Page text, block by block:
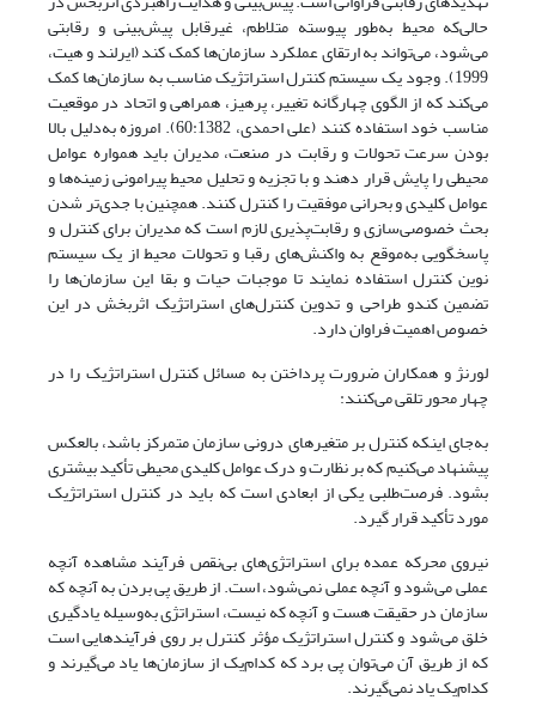
حالی‌که محیط به‌طور پیوسته متلاطم، غیرقابل پیش‌بینی و رقابتی
می‌شود، می‌تواند به ارتقای عملکرد سازمان‌ها کمک کند (ایرلند و هیت،
1999). وجود یک سیستم کنترل استراتژیک مناسب به سازمان‌ها کمک
می‌کند که از الگوی چهارگانه تغییر، پرهیز، همراهی و اتحاد در موقعیت
مناسب خود استفاده کنند (علی احمدی، 60:1382). امروزه به‌دلیل بالا
بودن سرعت تحولات و رقابت در صنعت، مدیران باید همواره عوامل
محیطی را پایش قرار دهند و با تجزیه و تحلیل محیط پیرامونی زمینه‌ها و
عوامل کلیدی و بحرانی موفقیت را کنترل کنند. همچنین با جدی‌تر شدن
بحث خصوصی‌سازی و رقابت‌پذیری لازم است که مدیران برای کنترل و
پاسخگویی به‌موقع به واکنش‌های رقبا و تحولات محیط از یک سیستم
نوین کنترل استفاده نمایند تا موجبات حیات و بقا این سازمان‌ها را
تضمین کندو طراحی و تدوین کنترل‌های استراتژیک اثربخش در این
خصوص اهمیت فراوان دارد.
لورنژ و همکاران ضرورت پرداختن به مسائل کنترل استراتژیک را در
چهار محور تلقی می‌کنند:
به‌جای اینکه کنترل بر متغیرهای درونی سازمان متمرکز باشد، بالعکس
پیشنهاد می‌کنیم که بر نظارت و درک عوامل کلیدی محیطی تأکید بیشتری
بشود. فرصت‌طلبی یکی از ابعادی است که باید در کنترل استراتژیک
مورد تأکید قرار گیرد.
نیروی محرکه عمده برای استراتژی‌های بی‌نقص فرآیند مشاهده آنچه
عملی می‌شود و آنچه عملی نمی‌شود، است. از طریق پی بردن به آنچه که
سازمان در حقیقت هست و آنچه که نیست، استراتژی به‌وسیله یادگیری
خلق می‌شود و کنترل استراتژیک مؤثر کنترل بر روی فرآیندهایی است
که از طریق آن می‌توان پی برد که کدام‌یک از سازمان‌ها یاد می‌گیرند و
کدام‌یک یاد نمی‌گیرند.